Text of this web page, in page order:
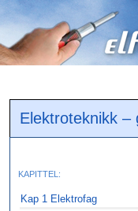
Elektroteknikk –
KAPITTEL:
Kap 1 Elektrofag